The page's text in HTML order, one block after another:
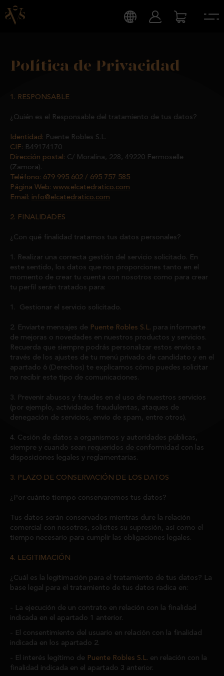
Política de Privacidad
1. RESPONSABLE
¿Quién es el Responsable del tratamiento de tus datos?
Identidad: Puente Robles S.L.
CIF: B49174170
Dirección postal: C/ Moralina, 228, 49220 Fermoselle
(Zamora).
Teléfono: 679 995 602 / 695 757 585
Página Web: www.elcatedratico.com
Email: info@elcatedratico.com
2. FINALIDADES
¿Con qué finalidad tratamos tus datos personales?
1. Realizar una correcta gestión del servicio solicitado. En
este sentido, los datos que nos proporciones tanto en el
momento de crear tu cuenta con nosotros como para crear
tu perfil serán tratados para:
1. Gestionar el servicio solicitado.
2. Enviarte mensajes de Puente Robles S.L. para informarte
de mejoras o novedades en nuestros productos y servicios.
Recuerda que siempre podrás personalizar estos envíos a
través de los ajustes de tu menú privado de candidato y en el
apartado 6 (Derechos) te explicamos cómo puedes solicitar
no recibir este tipo de comunicaciones.
3. Prevenir abusos y fraudes en el uso de nuestros servicios
(por ejemplo, actividades fraudulentas, ataques de
denegación de servicios, envío de spam, entre otros).
4. Cesión de datos a organismos y autoridades públicas,
siempre y cuando sean requeridos de conformidad con las
disposiciones legales y reglamentarias.
3. PLAZO DE CONSERVACIÓN DE LOS DATOS
¿Por cuánto tiempo conservaremos tus datos?
Tus datos serán conservados mientras dure la relación
comercial con nosotros, solicites su supresión, así como el
tiempo necesario para cumplir las obligaciones legales.
4. LEGITIMACIÓN
¿Cuál es la legitimación para el tratamiento de tus datos? La
base legal para el tratamiento de tus datos radica en:
La ejecución de un contrato en relación con la finalidad
indicada en el apartado 1 anterior.
El consentimiento del usuario en relación con la finalidad
indicada en los apartado 2.
El interés legítimo de Puente Robles S.L. en relación con la
finalidad indicada en el apartado 3 anterior.